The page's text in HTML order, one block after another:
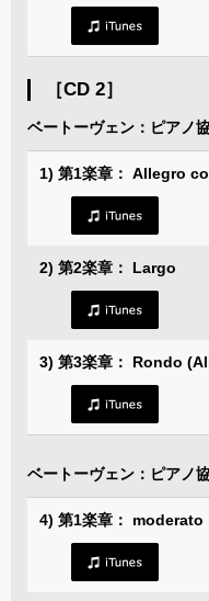
［CD 2］
ベートーヴェン：ピアノ
1) 第1楽章： Allegro
2) 第2楽章： Largo
3) 第3楽章： Rondo
ベートーヴェン：ピアノ
4) 第1楽章： moderato